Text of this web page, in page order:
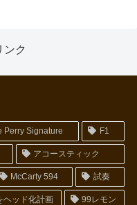
ンク
Perry Signature F1
アコースティック
McCarty 594 試奏
ヘッド化計画 99レモン